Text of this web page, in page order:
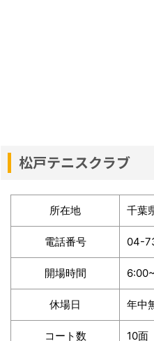
松戸テニスクラブ
所在地 千葉
電話番号 04-
開場時間
休場日 年中
コート数 10面